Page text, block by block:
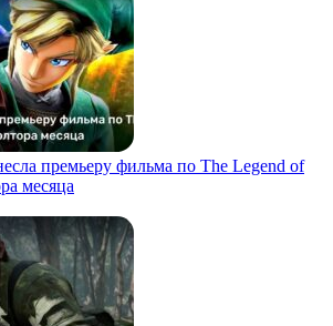
премьеру фильма по The Legend of
месяца